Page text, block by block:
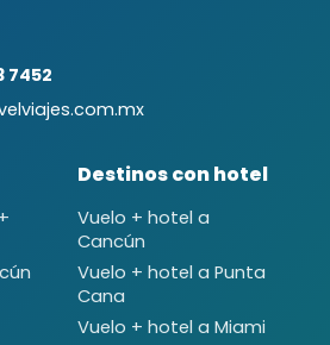
7452
Destinos con hotel
Vuelo + hotel a
Cancún
Vuelo + hotel a Punta
Cana
Vuelo + hotel a Miami